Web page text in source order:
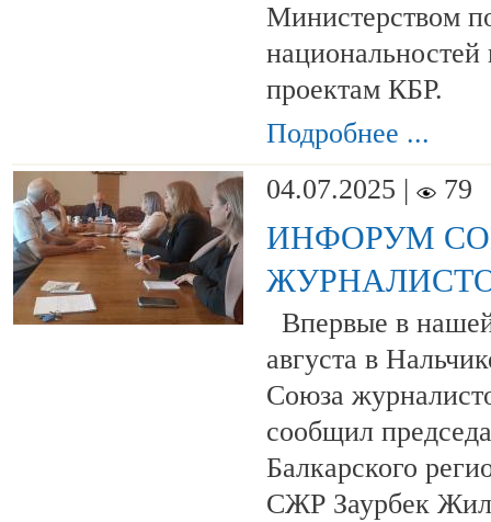
Министерством
проектам КБР.
Подробнее ...
04.07.2025 |
79
ИНФОРУМ
Впервые в
августа в
Союза
сообщил
Балкарского
СЖР Заурбек